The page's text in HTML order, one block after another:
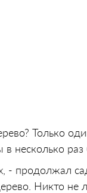
Только
несколько
- продолжал
Никто не